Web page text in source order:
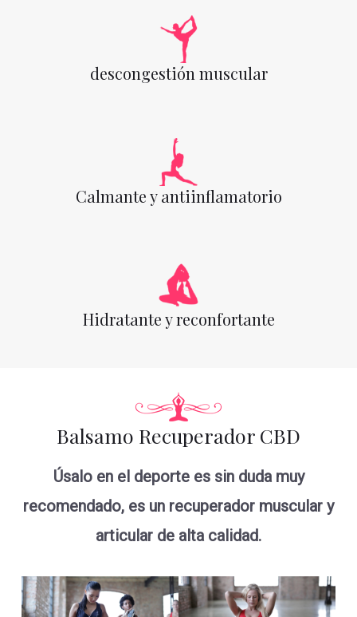
descongestión muscular
Calmante y antiinflamatorio
Hidratante y reconfortante
Balsamo Recuperador CBD
Úsalo en el deporte es sin duda muy
recomendado, es un recuperador muscular y
articular de alta calidad.